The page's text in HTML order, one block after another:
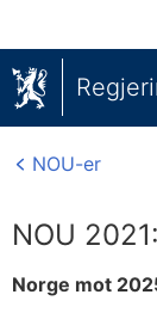
NOU-er
NOU
Norge mot